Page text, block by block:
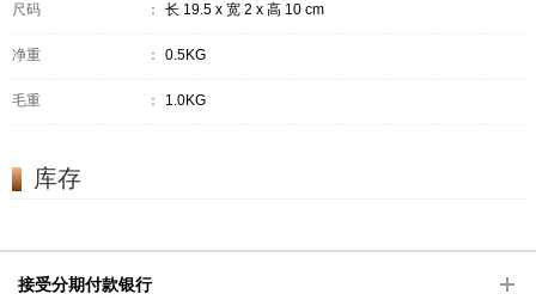
尺码 ： 长 19.5 x 宽 2 x 高 10 cm
净重 ： 0.5KG
毛重 ： 1.0KG
库存
接受分期付款银行